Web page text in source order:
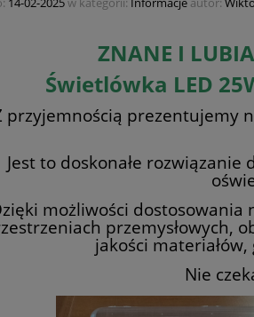
ZNANE I
Świetlówka LED
przyjemnością prezentujemy
Jest to doskonałe
możliwości
przemysłowych,
jakości
Nie